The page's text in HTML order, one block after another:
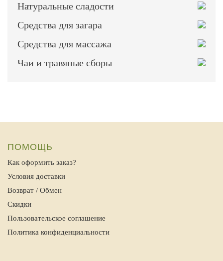
Натуральные сладости
Средства для загара
Средства для массажа
Чаи и травяные сборы
ПОМОЩЬ
Как оформить заказ?
Условия доставки
Возврат / Обмен
Скидки
Пользовательское соглашение
Политика конфиденциальности